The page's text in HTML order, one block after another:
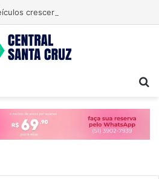
cresceram 10% em julho